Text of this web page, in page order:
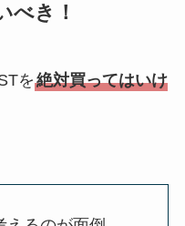
べき！
を絶対買ってはいけ